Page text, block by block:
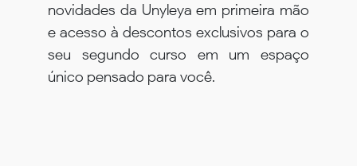
novidades da Unyleya em primeira mão
e acesso à descontos exclusivos para o
seu segundo curso em um espaço
único pensado para você.